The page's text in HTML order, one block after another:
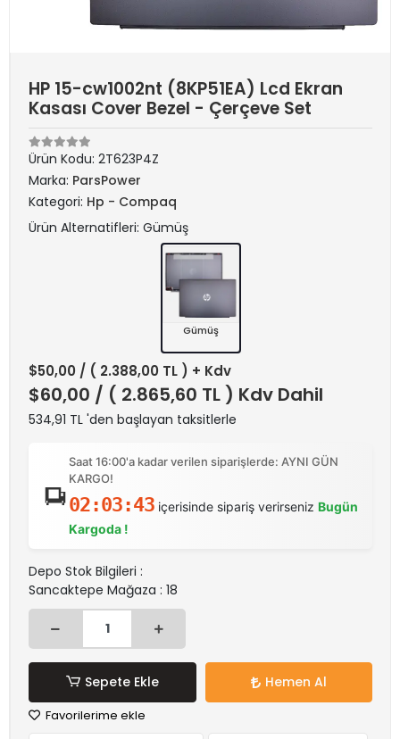
HP 15-cw1002nt (8KP51EA) Lcd Ekran
Kasası Cover Bezel - Çerçeve Set
Ürün Kodu: 2T623P4Z
Marka: ParsPower
Kategori: Hp - Compaq
Ürün Alternatifleri: Gümüş
Gümüş
$50,00 / ( 2.388,00 TL ) + Kdv
$60,00 / ( 2.865,60 TL ) Kdv Dahil
534,91 TL 'den başlayan taksitlerle
Saat 16:00'a kadar verilen siparişlerde: AYNI GÜN
KARGO!
02:03:43içerisinde sipariş verirseniz Bugün
Kargoda !
Depo Stok Bilgileri :
Sancaktepe Mağaza : 18
Sepete Ekle Hemen Al
Favorilerime ekle